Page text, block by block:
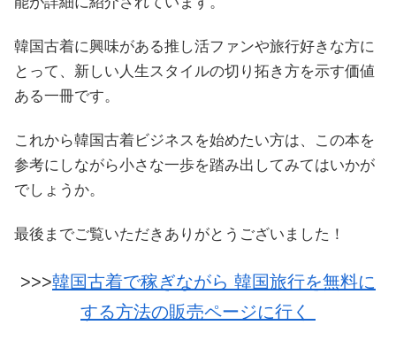
韓国古着に興味がある推し活ファンや旅行好きな方に
とって、新しい人生スタイルの切り拓き方を示す価値
ある一冊です。
これから韓国古着ビジネスを始めたい方は、この本を
参考にしながら小さな一歩を踏み出してみてはいかが
でしょうか。
最後までご覧いただきありがとうございました！
>>>韓国古着で稼ぎながら 韓国旅行を無料に
する方法の販売ページに行く